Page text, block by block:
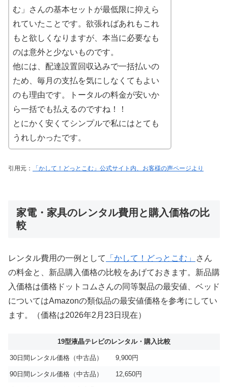
む」さんの基本セットが最低限に抑えら
れていたことです。欲張ればあれもこれ
もと欲しくなりますが、本当に必要なも
のは意外と少ないものです。
他には、配達設置回収込みで一括払いの
ため、毎月の支払を気にしなくてもよい
のも理由です。トータルの料金が安いか
ら一括でも払えるのですね！！
とにかく安くてシンプルで私にはとても
うれしかったです。
引用元： 「かして！どっとこむ」公式サイト内、お客様の声ページより
家電・家具のレンタル費用と購入価格の比
較
レンタル費用の一例として 「かして！どっとこむ」
さん
の料金と、新品購入価格の比較をあげておきます。新品購
入価格は価格ドットコムさんの同等製品の最安値、ベッド
についてはAmazonの類似品の最安値価格を参考にしてい
ます。（価格は2026年2月23日現在）
19型液晶テレビのレンタル・購入比較
30日間レンタル価格（中古品） 9,900円
90日間レンタル価格（中古品） 12,650円